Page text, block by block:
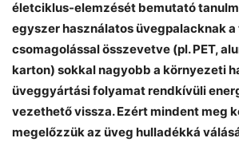
életciklus-elemzését bemutató
egyszer használatos üvegpalacknak
csomagolással összevetve (pl. PET,
karton) sokkal nagyobb a környezeti
üveggyártási folyamat rendkívüli
vezethető vissza. Ezért mindent meg
megelőzzük az üveg hulladékká